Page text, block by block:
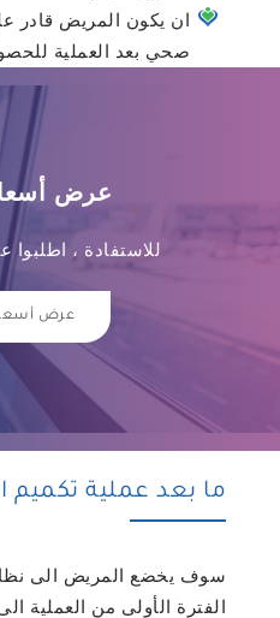
ان يكون المريض قادر
صحي بعد العملية
عرض
للاستفادة ،
عرض
ما بعد عملية تكميم
سوف يخضع المريض الى
الفترة الأولى من العملية